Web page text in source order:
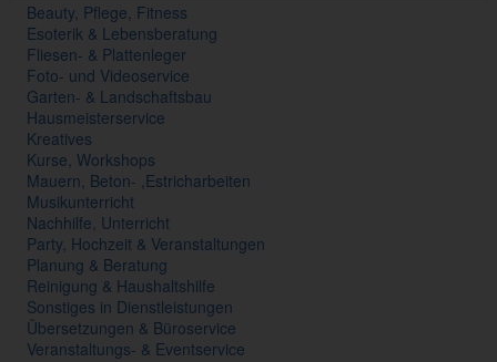
Beauty, Pflege, Fitness
Esoterik & Lebensberatung
Fliesen- & Plattenleger
Foto- und Videoservice
Garten- & Landschaftsbau
Hausmeisterservice
Kreatives
Kurse, Workshops
Mauern, Beton- ,Estricharbeiten
Musikunterricht
Nachhilfe, Unterricht
Party, Hochzeit & Veranstaltungen
Planung & Beratung
Reinigung & Haushaltshilfe
Sonstiges in Dienstleistungen
Übersetzungen & Büroservice
Veranstaltungs- & Eventservice